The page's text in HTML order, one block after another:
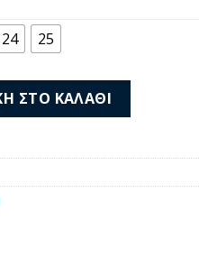
€.
24 25
055 ποσότητα
ΣΤΟ ΚΑΛΆΘΙ